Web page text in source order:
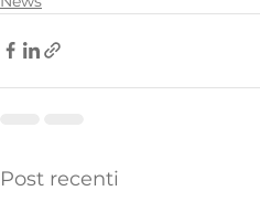
Post recenti